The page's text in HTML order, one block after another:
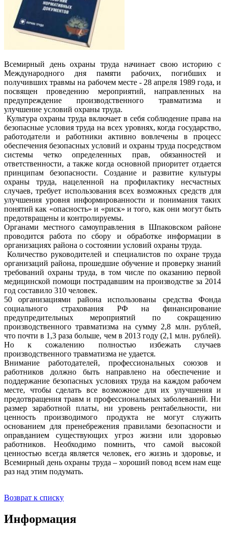
Всемирный день охраны труда начинает свою историю с
Международного дня памяти рабочих, погибших и
получивших травмы на рабочем месте - 28 апреля 1989 года, и
посвящен проведению мероприятий, направленных на
предупреждение производственного травматизма и
улучшение условий охраны труда.
Культура охраны труда включает в себя соблюдение права на
безопасные условия труда на всех уровнях, когда государство,
работодатели и работники активно вовлечены в процесс
обеспечения безопасных условий и охраны труда посредством
системы четко определенных прав, обязанностей и
ответственности, а также когда основной приоритет отдается
принципам безопасности. Создание и развитие культуры
охраны труда, нацеленной на профилактику несчастных
случаев, требует использования всех возможных средств для
улучшения уровня информированности и понимания таких
понятий как «опасность» и «риск» и того, как они могут быть
предотвращены и контролируемы.
Органами местного самоуправления в Шпаковском районе
проводится работа по сбору и обработке информации в
организациях района о состоянии условий охраны труда.
Количество руководителей и специалистов по охране труда
организаций района, прошедшие обучение и проверку знаний
требований охраны труда, в том числе по оказанию первой
медицинской помощи пострадавшим на производстве за 2014
год составило 310 человек.
50 организациями района использованы средства Фонда
социального страхования РФ на финансирование
предупредительных мероприятий по сокращению
производственного травматизма на сумму 2,8 млн. рублей,
что почти в 1,3 раза больше, чем в 2013 году (2,1 млн. рублей).
Но к сожалению полностью избежать случаев
производственного травматизма не удается.
Внимание работодателей, профессиональных союзов и
работников должно быть направлено на обеспечение и
поддержание безопасных условиях труда на каждом рабочем
месте, чтобы сделать все возможное для их улучшения и
предотвращения травм и профессиональных заболеваний. Ни
размер заработной платы, ни уровень рентабельности, ни
ценность производимого продукта не могут служить
основанием для пренебрежения правилами безопасности и
оправданием существующих угроз жизни или здоровью
работников. Необходимо помнить, что самой высокой
ценностью всегда является человек, его жизнь и здоровье, и
Всемирный день охраны труда – хороший повод всем нам еще
раз над этим подумать.
Возврат к списку
Информация